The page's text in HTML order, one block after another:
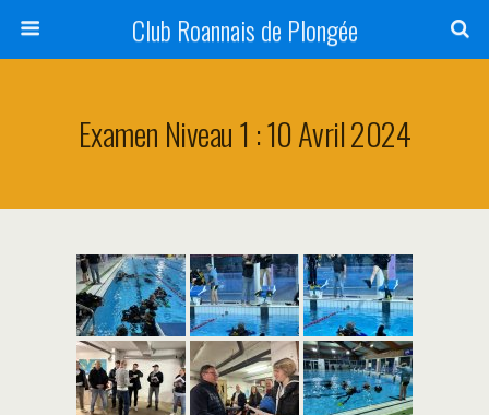
Club Roannais de Plongée
Examen Niveau 1 : 10 Avril 2024